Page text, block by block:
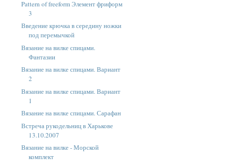
Pattern of freeform Элемент фриформ
3
Введение крючка в середину ножки
под перемычкой
Вязание на вилке спицами.
Фантазии
Вязание на вилке спицами. Вариант
2
Вязание на вилке спицами. Вариант
1
Вязание на вилке спицами. Сарафан
Встреча рукодельниц в Харькове
13.10.2007
Вязание на вилке - Морской
комплект